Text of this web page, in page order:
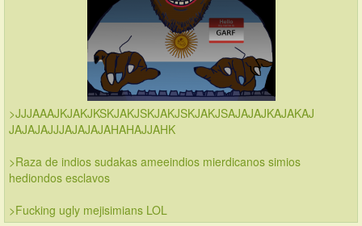
>JJJAAAJKJAKJKSKJAKJSKJAKJSKJAKJSAJAJAJKAJAKAJ
JAJAJAJJJAJAJAJAHAHAJJAHK
>Raza de indios sudakas ameeindios mierdicanos simios
hediondos esclavos
>Fucking ugly mejisimians LOL